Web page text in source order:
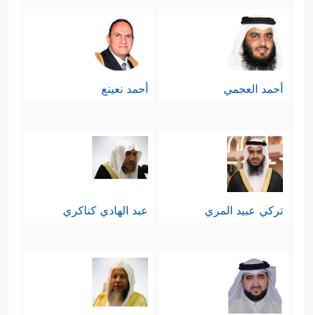
أحمد العجمي أحمد نعينع
تركي عبيد المري عبد الهادي كناكري